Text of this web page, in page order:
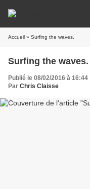
Accueil » Surfing the waves.
Surfing the waves.
Publié le 08/02/2016 à 16:44
Par Chris Claisse